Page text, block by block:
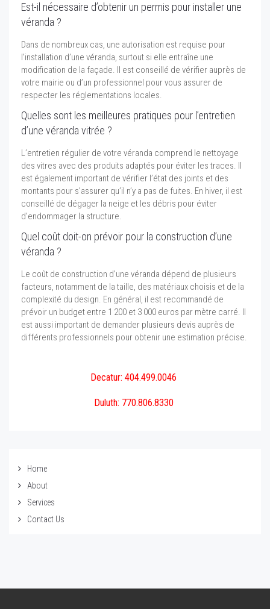
Est-il nécessaire d’obtenir un permis pour installer une
véranda ?
Dans de nombreux cas, une autorisation est requise pour
l’installation d’une véranda, surtout si elle entraîne une
modification de la façade. Il est conseillé de vérifier auprès de
votre mairie ou d’un professionnel pour vous assurer de
respecter les réglementations locales.
Quelles sont les meilleures pratiques pour l’entretien
d’une véranda vitrée ?
L’entretien régulier de votre véranda comprend le nettoyage
des vitres avec des produits adaptés pour éviter les traces. Il
est également important de vérifier l’état des joints et des
montants pour s’assurer qu’il n’y a pas de fuites. En hiver, il est
conseillé de dégager la neige et les débris pour éviter
d’endommager la structure.
Quel coût doit-on prévoir pour la construction d’une
véranda ?
Le coût de construction d’une véranda dépend de plusieurs
facteurs, notamment de la taille, des matériaux choisis et de la
complexité du design. En général, il est recommandé de
prévoir un budget entre 1 200 et 3 000 euros par mètre carré. Il
est aussi important de demander plusieurs devis auprès de
différents professionnels pour obtenir une estimation précise.
Decatur: 404.499.0046
Duluth: 770.806.8330
Home
About
Services
Contact Us